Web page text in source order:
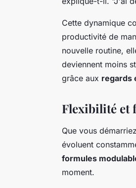
Cette dynamique
productivité de
nouvelle routine,
deviennent moins
grâce aux regards
Flexibilité et
Que vous
évoluent
formules
moment.